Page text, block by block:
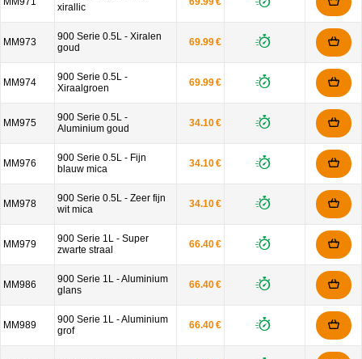
xirallic
MM973
900 Serie 0.5L - Xiralen
goud
69.99 €
MM974
900 Serie 0.5L -
Xiraalgroen
69.99 €
MM975
900 Serie 0.5L -
Aluminium goud
34.10 €
MM976
900 Serie 0.5L - Fijn
blauw mica
34.10 €
MM978
900 Serie 0.5L - Zeer fijn
wit mica
34.10 €
MM979
900 Serie 1L - Super
zwarte straal
66.40 €
MM986
900 Serie 1L - Aluminium
glans
66.40 €
MM989
900 Serie 1L - Aluminium
grof
66.40 €